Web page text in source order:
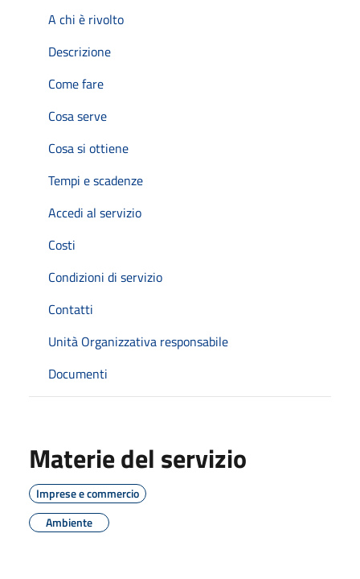
A chi è rivolto
Descrizione
Come fare
Cosa serve
Cosa si ottiene
Tempi e scadenze
Accedi al servizio
Costi
Condizioni di servizio
Contatti
Unità Organizzativa responsabile
Documenti
Materie del servizio
Imprese e commercio
Ambiente